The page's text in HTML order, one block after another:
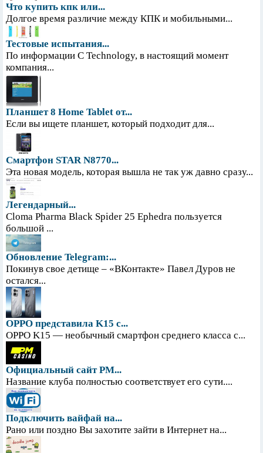
Что купить кпк или...
Долгое время различие между КПК и мобильными...
Тестовые испытания...
По информации С Technology, в настоящий момент
компания...
Планшет 8 Home Tablet от...
Если вы ищете планшет, который подходит для...
Смартфон STAR N8770...
Эта новая модель, которая вышла не так уж давно сразу...
Легендарный...
Cloma Pharma Black Spider 25 Ephedra пользуется
большой ...
Обновление Telegram:...
Покинув свое детище – «ВКонтакте» Павел Дуров не
остался...
OPPO представила K15 с...
OPPO K15 — необычный смартфон среднего класса с...
Официальный сайт PM...
Название клуба полностью соответствует его сути....
Подключить вайфай на...
Рано или поздно Вы захотите зайти в Интернет на...